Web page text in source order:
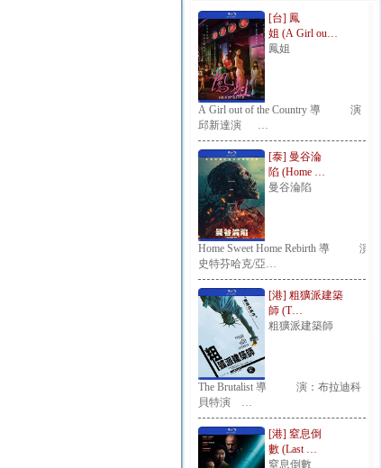
[台] 鳳
姐 (A Girl ou…
鳳姐
A Girl out of the Country 導 演：
邱新達演 …
[泰] 曼谷淪
陷 (Home …
曼谷淪陷
Home Sweet Home Rebirth 導 演：
史特芬哈克/亞…
[港] 粗獷派建築
師 (T…
粗獷派建築師
The Brutalist 導 演：布拉迪科
貝特演 …
[港] 窒息倒
數 (Last …
窒息倒數